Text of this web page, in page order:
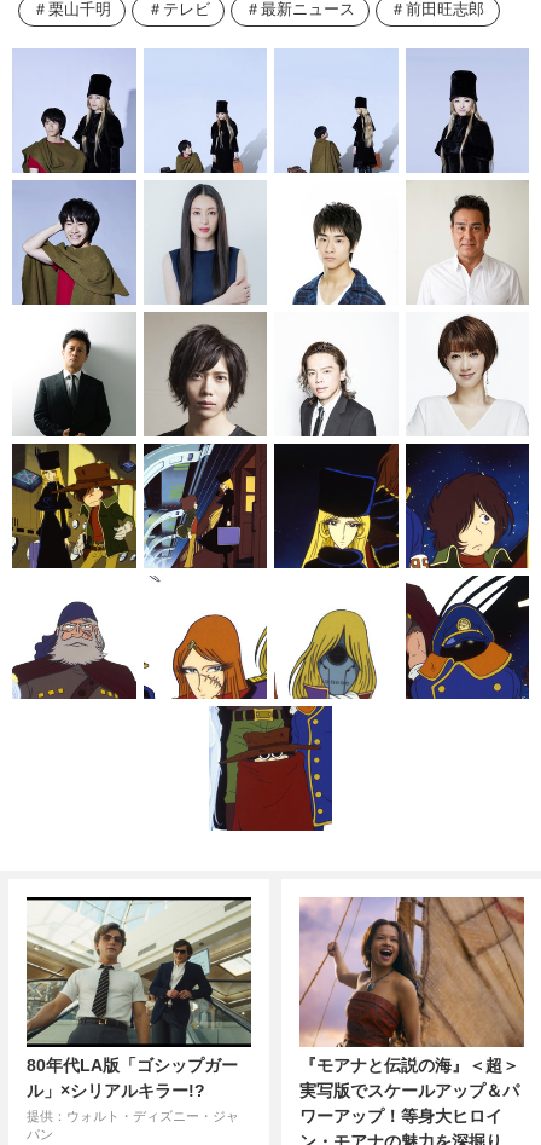
栗山千明 テレビ 最新ニュース 前田旺志郎
80年代LA版「ゴシップガー
ル」×シリアルキラー!?
提供：ウォルト・ディズニー・ジャ
パン
『モアナと伝説の海』＜超＞
実写版でスケールアップ＆パ
ワーアップ！等身大ヒロイ
ン・モアナの魅力を深掘り